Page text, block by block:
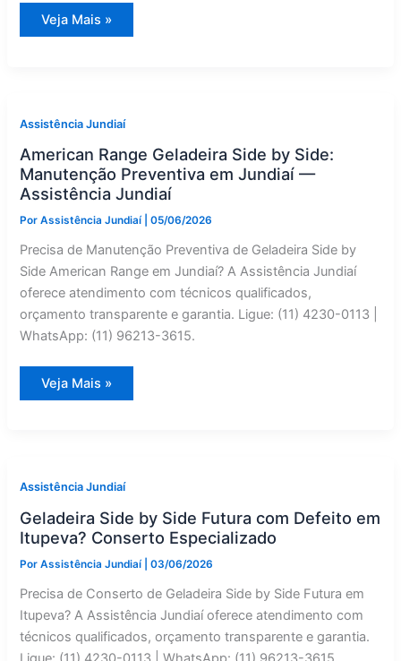
Gaggenau
Geladeira
—
Assistência
Jundiaí
Veja Mais »
Assistência Jundiaí
American Range Geladeira Side by Side:
Manutenção Preventiva em Jundiaí —
Assistência Jundiaí
PorAssistência Jundiaí |05/06/2026
Precisa de Manutenção Preventiva de Geladeira Side by
Side American Range em Jundiaí? A Assistência Jundiaí
oferece atendimento com técnicos qualificados,
orçamento transparente e garantia. Ligue: (11) 4230-0113 |
WhatsApp: (11) 96213-3615.
American
Range
em
Jundiaí
—
Assistência
Jundiaí
Veja Mais »
Assistência Jundiaí
Geladeira Side by Side Futura com Defeito em
Itupeva? Conserto Especializado
PorAssistência Jundiaí |03/06/2026
Precisa de Conserto de Geladeira Side by Side Futura em
Itupeva? A Assistência Jundiaí oferece atendimento com
técnicos qualificados, orçamento transparente e garantia.